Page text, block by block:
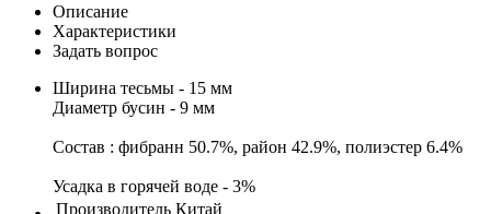
Описание
Характеристики
Задать вопрос
Ширина тесьмы - 15 мм
Диаметр бусин - 9 мм
Состав : фибранн 50.7%, район 42.9%, полиэстер 6.4%
Усадка в горячей воде - 3%
Производитель Китай